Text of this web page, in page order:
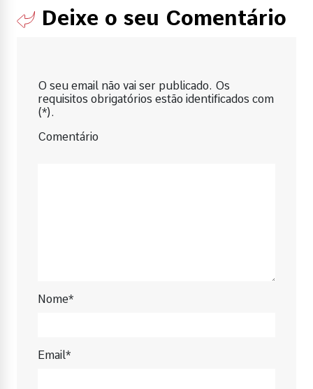
Deixe o seu Comentário
O seu email não vai ser publicado. Os
requisitos obrigatórios estão identificados com
(*).
Comentário
Nome*
Email*